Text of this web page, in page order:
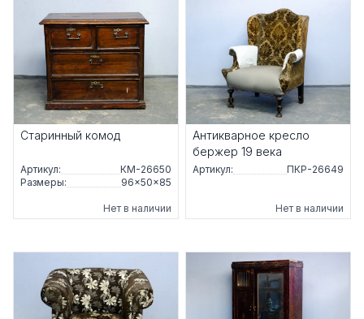
Старинный комод
Артикул:
КМ-26650
Размеры:
96×50×85
Нет в наличии
Антикварное кресло
бержер 19 века
Артикул: ПКР-26649
Нет в наличии